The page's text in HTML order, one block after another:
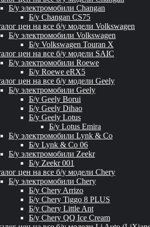
Б/у электромобили Changan
Б/у Changan CS75
цен на все б/у модели Volkswagen
Б/у электромобили Volkswagen
Б/у Volkswagen Touran X
цен на все б/у модели SAIC
Б/у электромобили Roewe
Б/у Roewe eRX5
цен на все б/у модели Geely
Б/у электромобили Geely
Б/у Geely Borui
Б/у Geely Dihao
Б/у Geely Lotus
Б/у Lotus Emira
Б/у электромобили Lynk & Co
Б/у Lynk & Co 06
Б/у электромобили Zeekr
Б/у Zeekr 001
цен на все б/у модели Chery
Б/у электромобили Chery
Б/у Chery Arrizo
Б/у Chery Tiggo 8 PLUS
Б/у Chery Little Ant
Б/у Chery QQ Ice Cream